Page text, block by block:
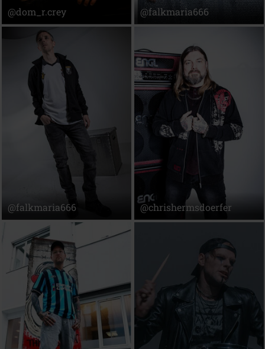
@dom_r.crey
@falkmaria666
@falkmaria666
@chrishermsdoerfer